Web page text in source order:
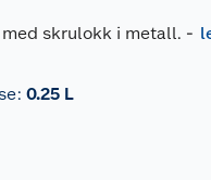
skrulokk i metall. -
: 0.25 L